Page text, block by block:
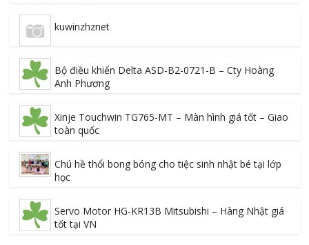
kuwinzhznet
Bộ điều khiển Delta ASD-B2-0721-B – Cty Hoàng
Anh Phương
Xinje Touchwin TG765-MT – Màn hình giá tốt – Giao
toàn quốc
Chú hề thổi bong bóng cho tiệc sinh nhật bé tại lớp
học
Servo Motor HG-KR13B Mitsubishi – Hàng Nhật giá
tốt tại VN